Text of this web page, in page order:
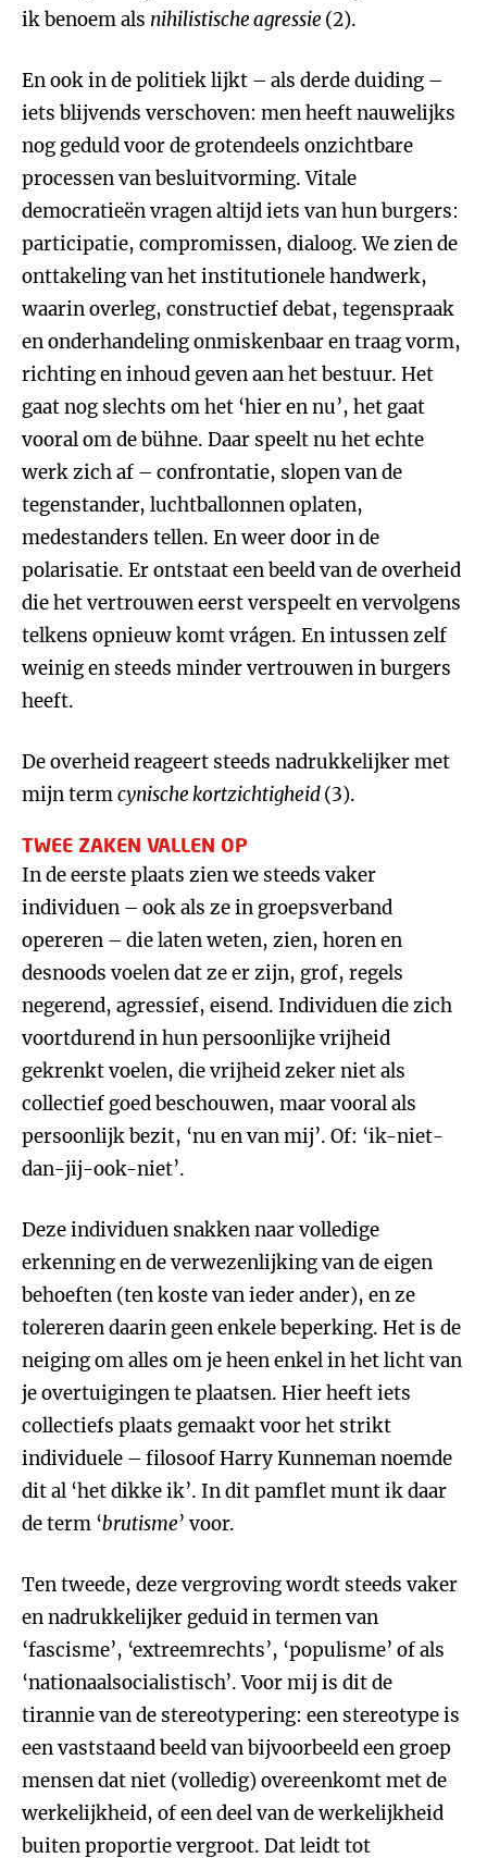
ik benoem als nihilistische agressie (2).
En ook in de politiek lijkt – als derde duiding –
iets blijvends verschoven: men heeft nauwelijks
nog geduld voor de grotendeels onzichtbare
processen van besluitvorming. Vitale
democratieën vragen altijd iets van hun burgers:
participatie, compromissen, dialoog. We zien de
onttakeling van het institutionele handwerk,
waarin overleg, constructief debat, tegenspraak
en onderhandeling onmiskenbaar en traag vorm,
richting en inhoud geven aan het bestuur. Het
gaat nog slechts om het ‘hier en nu’, het gaat
vooral om de bühne. Daar speelt nu het echte
werk zich af – confrontatie, slopen van de
tegenstander, luchtballonnen oplaten,
medestanders tellen. En weer door in de
polarisatie. Er ontstaat een beeld van de overheid
die het vertrouwen eerst verspeelt en vervolgens
telkens opnieuw komt vrágen. En intussen zelf
weinig en steeds minder vertrouwen in burgers
heeft.
De overheid reageert steeds nadrukkelijker met
mijn termcynische kortzichtigheid(3).
TWEE ZAKEN VALLEN OP
In de eerste plaats zien we steeds vaker
individuen – ook als ze in groepsverband
opereren – die laten weten, zien, horen en
desnoods voelen dat ze er zijn, grof, regels
negerend, agressief, eisend. Individuen die zich
voortdurend in hun persoonlijke vrijheid
gekrenkt voelen, die vrijheid zeker niet als
collectief goed beschouwen, maar vooral als
persoonlijk bezit, ‘nu en van mij’. Of: ‘ik-niet-
dan-jij-ook-niet’.
Deze individuen snakken naar volledige
erkenning en de verwezenlijking van de eigen
behoeften (ten koste van ieder ander), en ze
tolereren daarin geen enkele beperking. Het is de
neiging om alles om je heen enkel in het licht van
je overtuigingen te plaatsen. Hier heeft iets
collectiefs plaats gemaakt voor het strikt
individuele – filosoof Harry Kunneman noemde
dit al ‘het dikke ik’. In dit pamflet munt ik daar
de term ‘brutisme’ voor.
Ten tweede, deze vergroving wordt steeds vaker
en nadrukkelijker geduid in termen van
‘fascisme’, ‘extreemrechts’, ‘populisme’ of als
‘nationaalsocialistisch’. Voor mij is dit de
tirannie van de stereotypering: een stereotype is
een vaststaand beeld van bijvoorbeeld een groep
mensen dat niet (volledig) overeenkomt met de
werkelijkheid, of een deel van de werkelijkheid
buiten proportie vergroot. Dat leidt tot